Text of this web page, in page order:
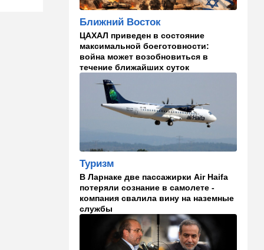
палестинскими строят
"новую модель ООН"
14:55 Израиль
В Израиле опасаются атак
дронов изнутри страны
В мире
WSJ: загнанный в угол Путин
может испытать НАТО на
14:10 В мире
Заложники Сеуты: почему
марокканские подростки не
могут вернуться домой
14:09 Мнения
Несколько минут между
воем сирены и ударом
Ближний Восток
ЦАХАЛ приведен в состояние
максимальной боеготовности:
война может возобновиться в
течение ближайших суток
Туризм
В Ларнаке две пассажирки Air Haifa
потеряли сознание в самолете -
компания свалила вину на наземные
службы